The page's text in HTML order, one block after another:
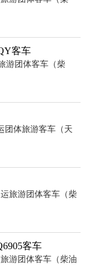
客车
游团体客车（柴
团体旅游客车（天
旅游团体客车（柴
客车
游团体客车（柴油